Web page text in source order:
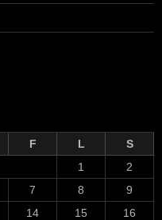
F L
S
1
2
7 8
9
14 15
16